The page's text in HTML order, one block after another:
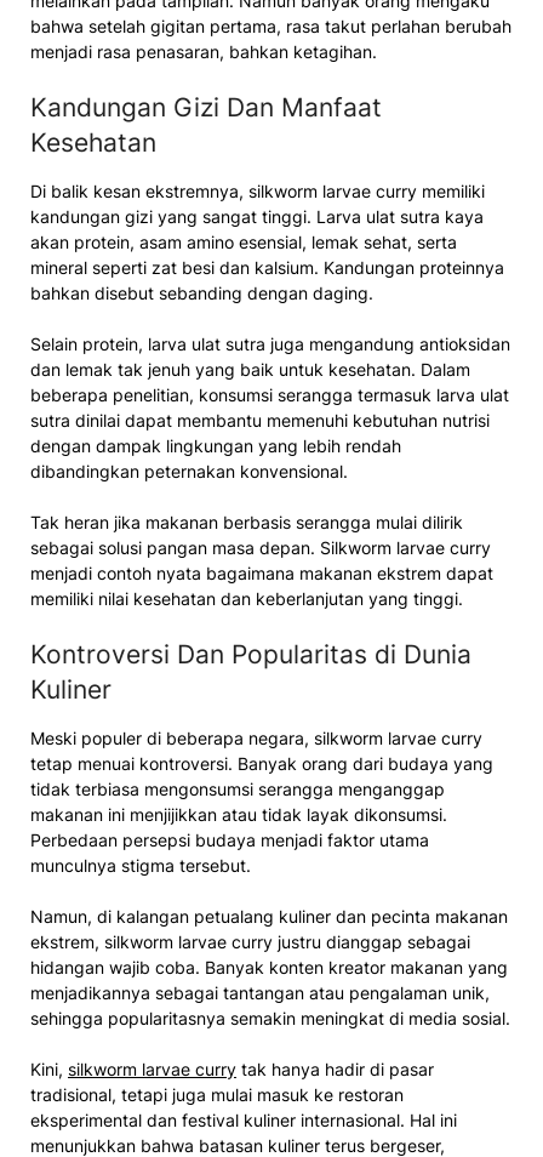
bahwa setelah gigitan pertama, rasa takut perlahan berubah
menjadi rasa penasaran, bahkan ketagihan.
Kandungan Gizi Dan Manfaat
Kesehatan
Di balik kesan ekstremnya, silkworm larvae curry memiliki
kandungan gizi yang sangat tinggi. Larva ulat sutra kaya
akan protein, asam amino esensial, lemak sehat, serta
mineral seperti zat besi dan kalsium. Kandungan proteinnya
bahkan disebut sebanding dengan daging.
Selain protein, larva ulat sutra juga mengandung antioksidan
dan lemak tak jenuh yang baik untuk kesehatan. Dalam
beberapa penelitian, konsumsi serangga termasuk larva ulat
sutra dinilai dapat membantu memenuhi kebutuhan nutrisi
dengan dampak lingkungan yang lebih rendah
dibandingkan peternakan konvensional.
Tak heran jika makanan berbasis serangga mulai dilirik
sebagai solusi pangan masa depan. Silkworm larvae curry
menjadi contoh nyata bagaimana makanan ekstrem dapat
memiliki nilai kesehatan dan keberlanjutan yang tinggi.
Kontroversi Dan Popularitas di Dunia
Kuliner
Meski populer di beberapa negara, silkworm larvae curry
tetap menuai kontroversi. Banyak orang dari budaya yang
tidak terbiasa mengonsumsi serangga menganggap
makanan ini menjijikkan atau tidak layak dikonsumsi.
Perbedaan persepsi budaya menjadi faktor utama
munculnya stigma tersebut.
Namun, di kalangan petualang kuliner dan pecinta makanan
ekstrem, silkworm larvae curry justru dianggap sebagai
hidangan wajib coba. Banyak konten kreator makanan yang
menjadikannya sebagai tantangan atau pengalaman unik,
sehingga popularitasnya semakin meningkat di media sosial.
Kini, silkworm larvae curry tak hanya hadir di pasar
tradisional, tetapi juga mulai masuk ke restoran
eksperimental dan festival kuliner internasional. Hal ini
menunjukkan bahwa batasan kuliner terus bergeser,